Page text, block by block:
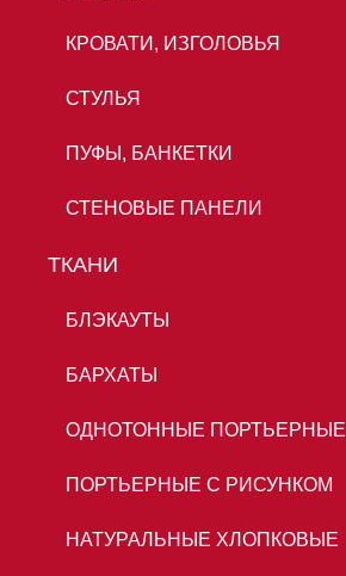
КРОВАТИ, ИЗГОЛОВЬЯ
СТУЛЬЯ
ПУФЫ, БАНКЕТКИ
СТЕНОВЫЕ ПАНЕЛИ
ТКАНИ
БЛЭКАУТЫ
БАРХАТЫ
ОДНОТОННЫЕ ПОРТЬЕРНЫЕ
ПОРТЬЕРНЫЕ С РИСУНКОМ
НАТУРАЛЬНЫЕ ХЛОПКОВЫЕ